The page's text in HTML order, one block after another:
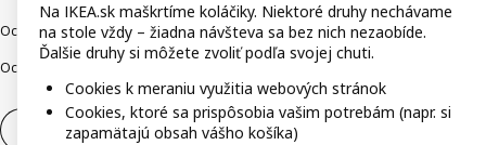
Ochrana osobných údajovCookiesZodpovedné odhalenie
Ochrana Oznamovateľov
Digitálna prístupnosť
Odstúpenie od zmluvy Odstúpenie od zmluvy (služby)
Na IKEA.sk maškrtíme koláčiky. Niektoré druhy nechávame
na stole vždy – žiadna návšteva sa bez nich nezaobíde.
Ďalšie druhy si môžete zvoliť podľa svojej chuti.
Cookies k meraniu využitia webových stránok
Cookies, ktoré sa prispôsobia vašim potrebám (napr. si
zapamätajú obsah vášho košíka)